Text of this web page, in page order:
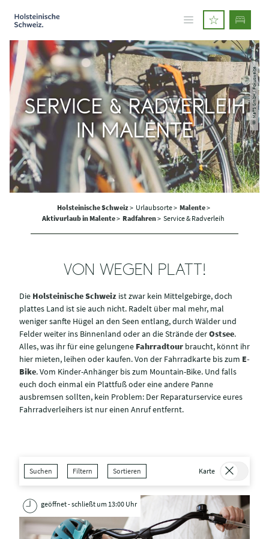
© MaTS GmbH / Fokusweite
SERVICE & RADVERLEIH
IN MALENTE
Holsteinische Schweiz> Urlaubsorte > Malente>
Aktivurlaub in Malente> Radfahren> Service & Radverleih
VON WEGEN PLATT!
Die Holsteinische Schweiz ist zwar kein Mittelgebirge, doch
plattes Land ist sie auch nicht. Radelt über mal mehr, mal
weniger sanfte Hügel an den Seen entlang, durch Wälder und
Felder weiter ins Binnenland oder an die Strände derOstsee.
Alles, was ihr für eine gelungene Fahrradtour braucht, könnt ihr
hier mieten, leihen oder kaufen. Von der Fahrradkarte bis zum E-
Bike. Vom Kinder-Anhänger bis zum Mountain-Bike. Und falls
euch doch einmal ein Plattfuß oder eine andere Panne
ausbremsen sollten, kein Problem: Der Reparaturservice eures
Fahrradverleihers ist nur einen Anruf entfernt.
Suchen Filtern Sortieren Karte
geöffnet - schließt um 13:00 Uhr